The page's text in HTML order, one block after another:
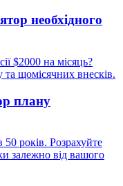
необхідного
$2000 на місяць?
та щомісячних внесків.
плану
років. Розрахуйте
залежно від вашого